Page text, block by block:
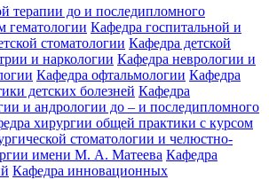
терапии до и последипломного
гематологии Кафедра госпитальной и
стоматологии Кафедра детской
и наркологии Кафедра неврологии и
Кафедра офтальмологии Кафедра
детских болезней Кафедра
и андрологии до – и последипломного
хирургии общей практики с курсом
стоматологии и челюстно-
имени М. А. Матеева Кафедра
Кафедра инновационных